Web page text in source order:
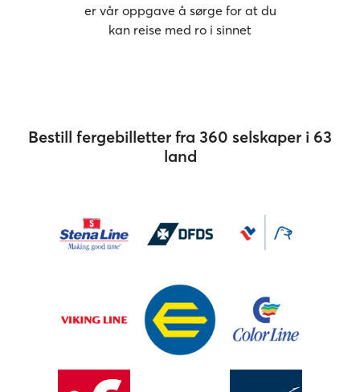
er vår oppgave å sørge for at du
kan reise med ro i sinnet
Bestill fergebilletter fra 360 selskaper i 63
land